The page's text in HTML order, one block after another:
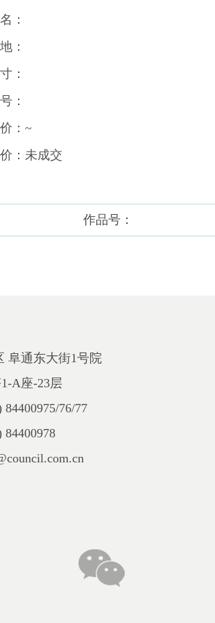
：
：
：
：
：~
：未成交
作品号：
阜通东大街1号院
A座-23层
76/77
84400978